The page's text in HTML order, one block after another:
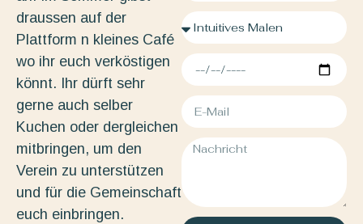
draussen auf der
Plattform n kleines Café
wo ihr euch verköstigen
könnt. Ihr dürft sehr
gerne auch selber
Kuchen oder dergleichen
mitbringen, um den
Verein zu unterstützen
und für die Gemeinschaft
euch einbringen.